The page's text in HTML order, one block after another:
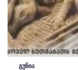
გუნია